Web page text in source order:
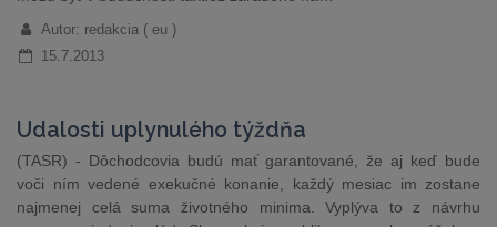
Autor: redakcia ( eu )
15.7.2013
Udalosti uplynulého týždňa
(TASR) - Dôchodcovia budú mať garantované, že aj keď bude
voči ním vedené exekučné konanie, každý mesiac im zostane
najmenej celá suma životného minima. Vyplýva to z návrhu